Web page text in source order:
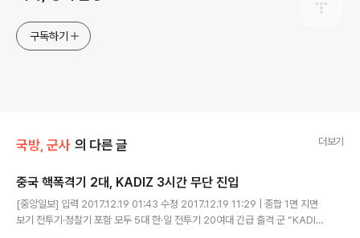
구독하기
국방, 군사 의 다른 글 더보기
중국 핵폭격기 2대, KADIZ 3시간 무단 진입
[중앙일보] 입력 2017.12.19 01:43 수정 2017.12.19 11:29 | 종합 1면 지면
보기 전투기·정찰기 포함 모두 5대 한·일 전투기 20여대 긴급 출격 군 “KADIZ